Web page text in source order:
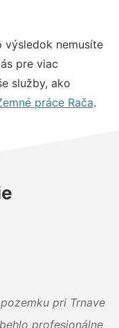
výsledok nemusíte
pre viac
služby, ako
práce Rača.
pri Trnave
profesionálne